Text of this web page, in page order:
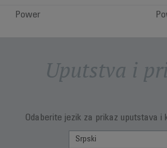
Power
Uputstva i
Odaberite jezik za prikaz uputstava i